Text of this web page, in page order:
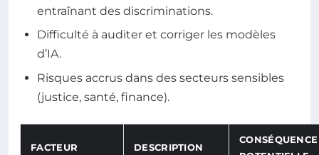
entraînant des discriminations.
Difficulté à auditer et corriger les modèles
d’IA.
Risques accrus dans des secteurs sensibles
(justice, santé, finance).
FACTEUR DESCRIPTION
CONSÉQUENCE